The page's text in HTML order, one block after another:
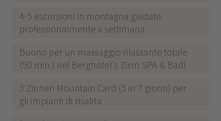
4-5 escursioni in montagna guidate
professionalmente a settimana
Buono per un massaggio rilassante totale
(50 min.) nel Berghotel's Zirm SPA & Badl
3 Zinnen Mountain Card (5 in 7 giorni) per
gli impianti di risalita